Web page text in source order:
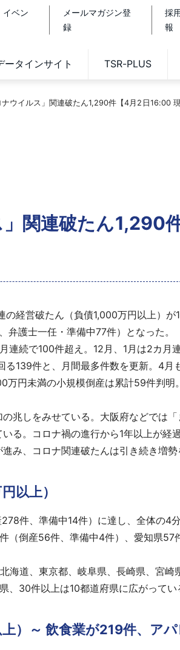
イベン
メールマガジン登
録
採
報
ータインサイト TSR-PLUS
ナウイルス」関連破たん1,290件【4月2日16:00 現
」関連破たん1,290
経営破たん（負債1,000万円以上）
弁護士一任・準備中77件）となった。
続で100件超え。12月、1月は2カ
139件と、月間最多件数を更新。4月
円未満の小規模倒産は累計59件判
兆しをみせている。大阪府などでは
る。コロナ禍の進行から1年以上が
み、コロナ関連破たんは引き続き増勢
以上）
件、準備中14件）に達し、全体の4
（倒産56件、準備中4件）、愛知県
道、東京都、岐阜県、長崎県、宮
30件以上は10都道府県に広がってい
）～ 飲食業が219件、ア